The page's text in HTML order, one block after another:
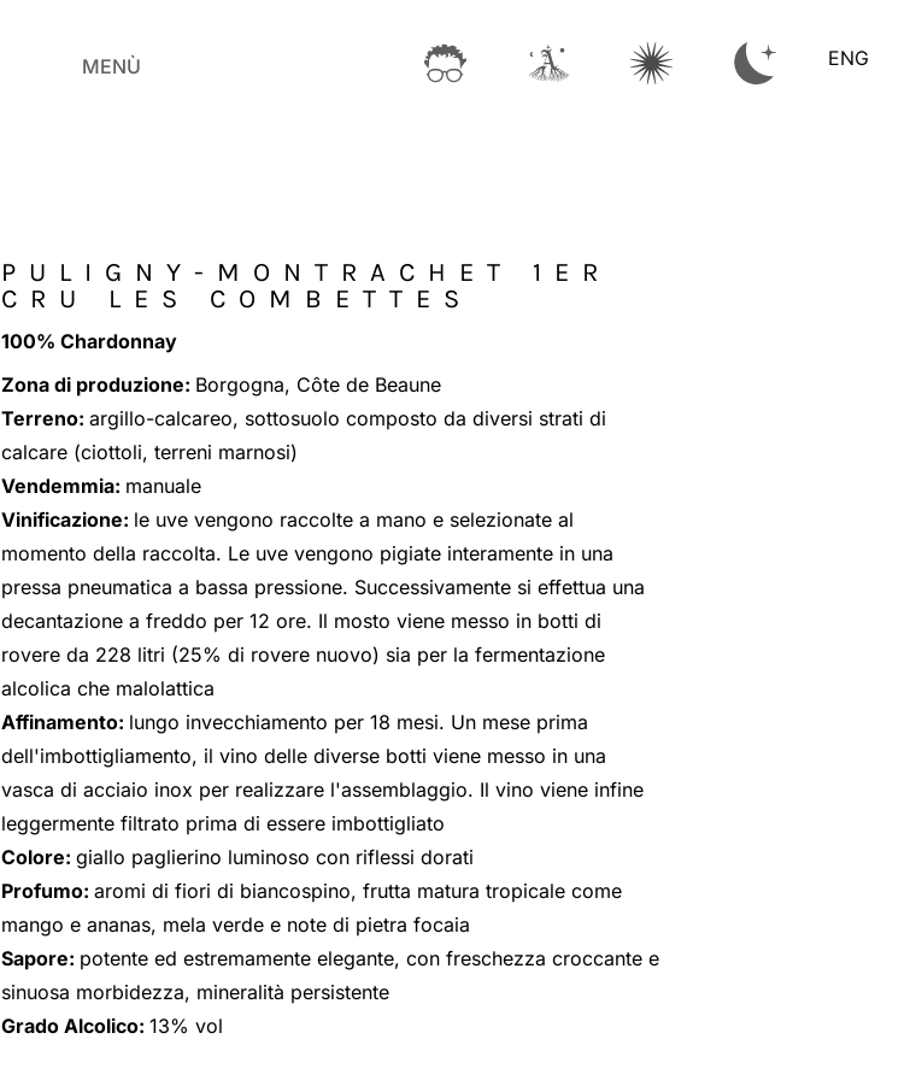
MENÙ ENG
PULIGNY-MONTRACHET 1ER
CRU LES COMBETTES
100% Chardonnay
Zona di produzione: Borgogna, Côte de Beaune
Terreno: argillo-calcareo, sottosuolo composto da diversi strati di
calcare (ciottoli, terreni marnosi)
Vendemmia: manuale
Vinificazione: le uve vengono raccolte a mano e selezionate al
momento della raccolta. Le uve vengono pigiate interamente in una
pressa pneumatica a bassa pressione. Successivamente si effettua una
decantazione a freddo per 12 ore. Il mosto viene messo in botti di
rovere da 228 litri (25% di rovere nuovo) sia per la fermentazione
alcolica che malolattica
Affinamento: lungo invecchiamento per 18 mesi. Un mese prima
dell'imbottigliamento, il vino delle diverse botti viene messo in una
vasca di acciaio inox per realizzare l'assemblaggio. Il vino viene infine
leggermente filtrato prima di essere imbottigliato
Colore: giallo paglierino luminoso con riflessi dorati
Profumo: aromi di fiori di biancospino, frutta matura tropicale come
mango e ananas, mela verde e note di pietra focaia
Sapore: potente ed estremamente elegante, con freschezza croccante e
sinuosa morbidezza, mineralità persistente
Grado Alcolico: 13% vol